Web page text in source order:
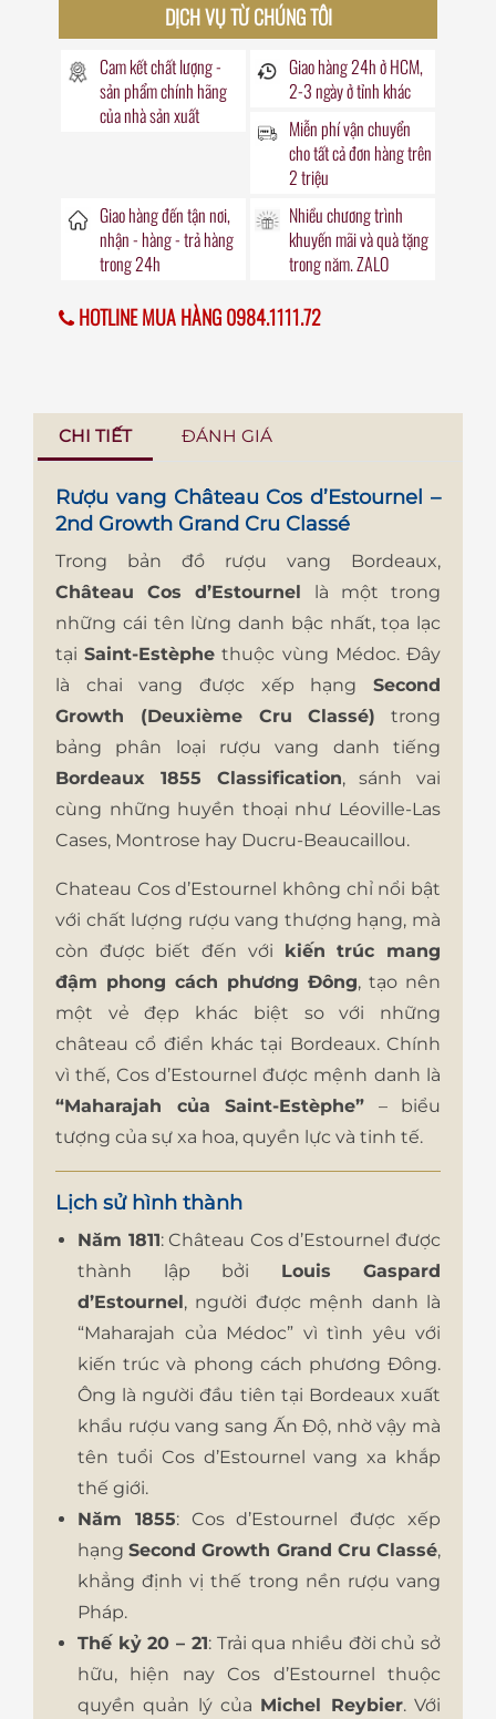
DỊCH VỤ TỪ CHÚNG TÔI
Cam kết chất lượng -
sản phẩm chính hãng
của nhà sản xuất
Giao hàng24hở HCM,
2-3 ngày ở tỉnh khác
Miễn phí vận chuyển
cho tất cả đơn hàng trên
2 triệu
Giao hàng đếntận nơi,
nhận - hàng - trả hàng
trong24h
Nhiều chương trình
khuyến mãivà quà tặng
trong năm. ZALO
HOTLINE MUA HÀNG 0984.1111.72
CHI TIẾT ĐÁNH GIÁ
Rượu vang Château Cos d’Estournel –
2nd Growth Grand Cru Classé
Trong bản đồ rượu vang Bordeaux,
Château Cos d’Estournel là một trong
những cái tên lừng danh bậc nhất, tọa lạc
tạiSaint-Estèphe thuộc vùng Médoc. Đây
là chai vang được xếp hạng Second
Growth (Deuxième Cru Classé) trong
bảng phân loại rượu vang danh tiếng
Bordeaux 1855 Classification, sánh vai
cùng những huyền thoại như Léoville-Las
Cases, Montrose hay Ducru-Beaucaillou.
Chateau Cos d’Estournel không chỉ nổi bật
với chất lượng rượu vang thượng hạng, mà
còn được biết đến với kiến trúc mang
đậm phong cách phương Đông, tạo nên
một vẻ đẹp khác biệt so với những
château cổ điển khác tại Bordeaux. Chính
vì thế, Cos d’Estournel được mệnh danh là
“Maharajah của Saint-Estèphe” – biểu
tượng của sự xa hoa, quyền lực và tinh tế.
Lịch sử hình thành
Năm 1811: Château Cos d’Estournel được
thành lập bởi Louis Gaspard
d’Estournel, người được mệnh danh là
“Maharajah của Médoc” vì tình yêu với
kiến trúc và phong cách phương Đông.
Ông là người đầu tiên tại Bordeaux xuất
khẩu rượu vang sang Ấn Độ, nhờ vậy mà
tên tuổi Cos d’Estournel vang xa khắp
thế giới.
Năm 1855: Cos d’Estournel được xếp
hạngSecond Growth Grand Cru Classé,
khẳng định vị thế trong nền rượu vang
Pháp.
Thế kỷ 20 – 21: Trải qua nhiều đời chủ sở
hữu, hiện nay Cos d’Estournel thuộc
quyền quản lý của Michel Reybier. Với